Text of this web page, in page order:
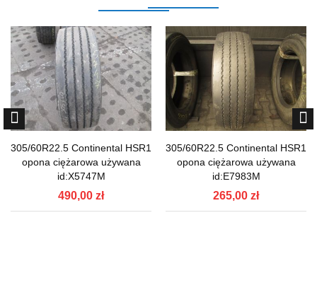
305/60R22.5 Continental HSR1
opona ciężarowa używana
id:X5747M
490,00 zł
305/60R22.5 Continental HSR1
opona ciężarowa używana
id:E7983M
265,00 zł